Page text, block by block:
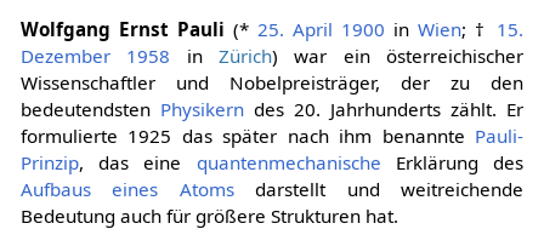
Wolfgang Ernst Pauli (* 25. April 1900 inWien; † 15.
Dezember
1958 in Zürich) war ein österreichischer
Wissenschaftler und Nobelpreisträger, der zu den
bedeutendsten Physikerndes 20. Jahrhunderts zählt. Er
formulierte 1925 das später nach ihm benannte Pauli-
Prinzip, das eine quantenmechanische Erklärung des
Aufbaus eines Atomsdarstellt und weitreichende
Bedeutung auch für größere Strukturen hat.